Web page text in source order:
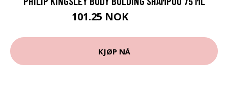
101.25 NOK
KJØP NÅ